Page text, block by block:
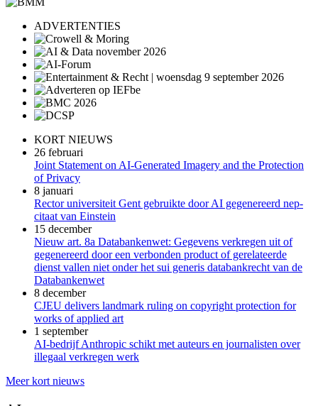
ADVERTENTIES
KORT NIEUWS
26 februari
Joint Statement on AI-Generated Imagery and the Protection
of Privacy
8 januari
Rector universiteit Gent gebruikte door AI gegenereerd nep-
citaat van Einstein
15 december
Nieuw art. 8a Databankenwet: Gegevens verkregen uit of
gegenereerd door een verbonden product of gerelateerde
dienst vallen niet onder het sui generis databankrecht van de
Databankenwet
8 december
CJEU delivers landmark ruling on copyright protection for
works of applied art
1 september
AI-bedrijf Anthropic schikt met auteurs en journalisten over
illegaal verkregen werk
Meer kort nieuws